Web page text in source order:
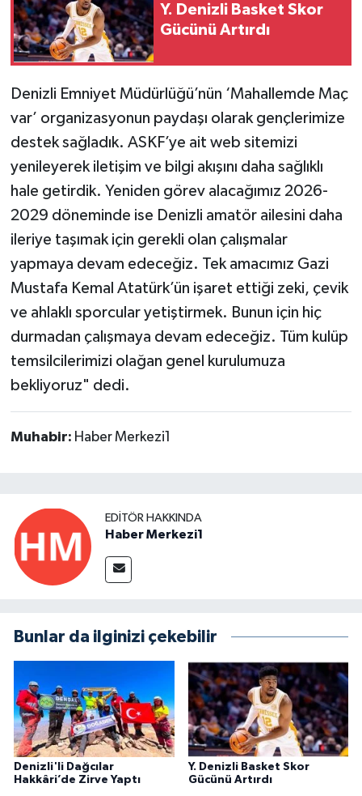
Y. Denizli Basket Skor
Gücünü Artırdı
Denizli Emniyet Müdürlüğü’nün ‘Mahallemde Maç
var’ organizasyonun paydaşı olarak gençlerimize
destek sağladık. ASKF’ye ait web sitemizi
yenileyerek iletişim ve bilgi akışını daha sağlıklı
hale getirdik. Yeniden görev alacağımız 2026-
2029 döneminde ise Denizli amatör ailesini daha
ileriye taşımak için gerekli olan çalışmalar
yapmaya devam edeceğiz. Tek amacımız Gazi
Mustafa Kemal Atatürk’ün işaret ettiği zeki, çevik
ve ahlaklı sporcular yetiştirmek. Bunun için hiç
durmadan çalışmaya devam edeceğiz. Tüm kulüp
temsilcilerimizi olağan genel kurulumuza
bekliyoruz" dedi.
Muhabir: Haber Merkezi1
EDITÖR HAKKINDA
Haber Merkezi1
Bunlar da ilginizi çekebilir
Denizli'li Dağcılar
Hakkâri’de Zirve Yaptı
Y. Denizli Basket Skor
Gücünü Artırdı